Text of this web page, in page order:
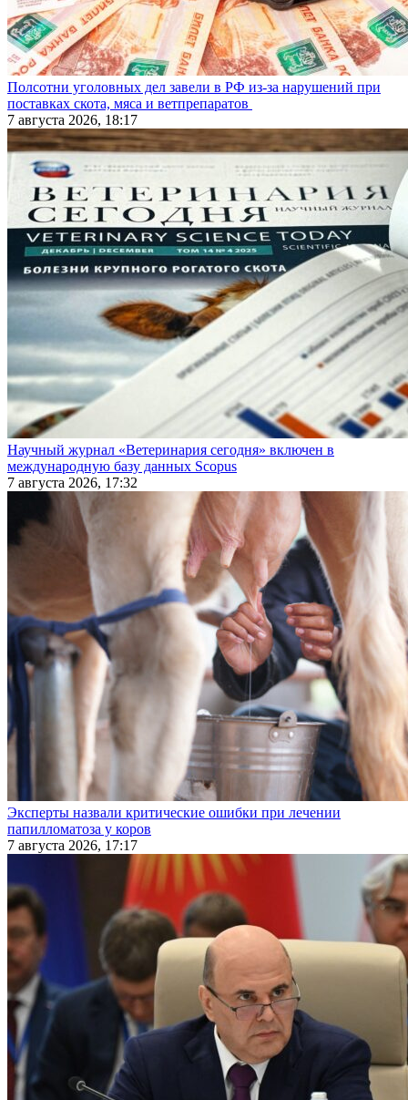
Полсотни уголовных дел завели в РФ из-за нарушений при
поставках скота, мяса и ветпрепаратов
7 августа 2026, 18:17
Научный журнал «Ветеринария сегодня» включен в
международную базу данных Scopus
7 августа 2026, 17:32
Эксперты назвали критические ошибки при лечении
папилломатоза у коров
7 августа 2026, 17:17